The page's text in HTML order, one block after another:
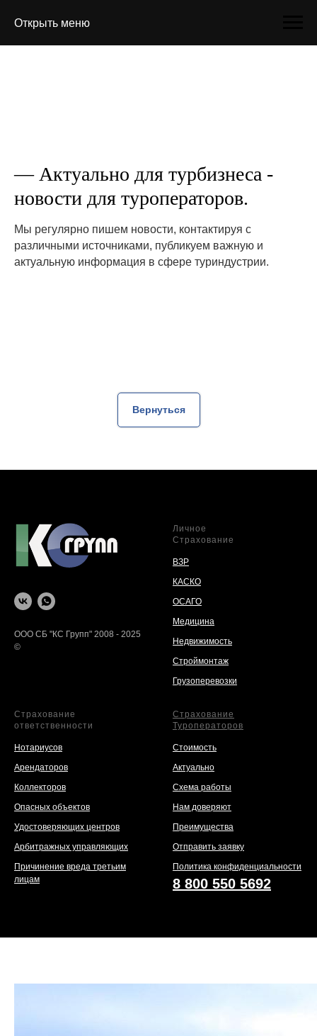
Открыть меню
— Актуально для турбизнеса -
новости для туроператоров.
Мы регулярно пишем новости, контактируя с
различными источниками, публикуем важную и
актуальную информация в сфере туриндустрии.
Вернуться
ООО СБ "КС Групп" 2008 - 2025
©
Личное
Страхование
ВЗР
КАСКО
ОСАГО
Медицина
Недвижимость
Строймонтаж
Грузоперевозки
Страхование
ответственности
Нотариусов
Арендаторов
Коллекторов
Опасных объектов
Удостоверяющих центров
Арбитражных управляющих
Причинение вреда третьим
лицам
Страхование
Туроператоров
Стоимость
Актуально
Схема работы
Нам доверяют
Преимущества
Отправить заявку
Политика конфиденциальности
8 800 550 5692